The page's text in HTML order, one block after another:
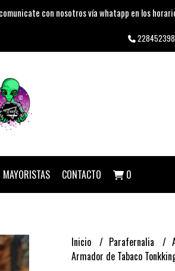
con nosotros vía whatapp en los
MAYORISTAS CONTACTO 0
Inicio Parafernalia
Armador de Tabaco